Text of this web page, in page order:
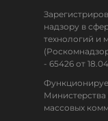
надзору в
технологий и
- 65426 от
Министерства
массовых